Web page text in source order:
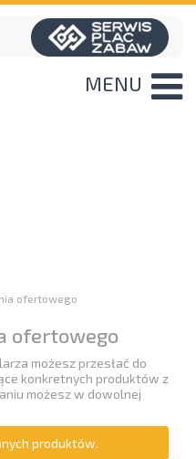
MENU
ofertowego
ofertowego
możesz przesłać do
konkretnych produktów z
możesz w dowolnej
produktów.